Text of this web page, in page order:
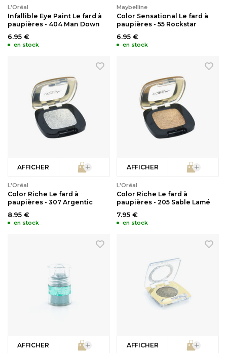
L'Oréal
Infallible Eye Paint Le fard à
paupières - 404 Man Down
6.95 €
en stock
Maybelline
Color Sensational Le fard à
paupières - 55 Rockstar
6.95 €
en stock
AFFICHER
L'Oréal
Color Riche Le fard à
paupières - 307 Argentic
8.95 €
en stock
AFFICHER
L'Oréal
Color Riche Le fard à
paupières - 205 Sable Lamé
7.95 €
en stock
AFFICHER AFFICHER